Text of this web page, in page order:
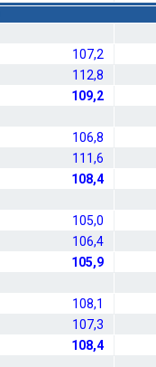
107,2
112,8
109,2
106,8
111,6
108,4
105,0
106,4
105,9
108,1
107,3
108,4